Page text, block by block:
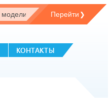
КОНТАКТЫ